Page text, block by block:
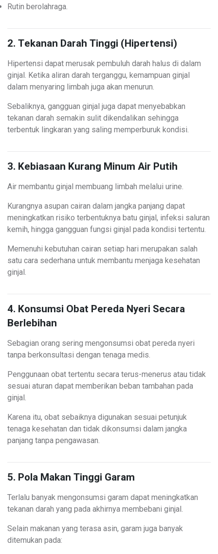
Rutin berolahraga.
2. Tekanan Darah Tinggi (Hipertensi)
Hipertensi dapat merusak pembuluh darah halus di dalam
ginjal. Ketika aliran darah terganggu, kemampuan ginjal
dalam menyaring limbah juga akan menurun.
Sebaliknya, gangguan ginjal juga dapat menyebabkan
tekanan darah semakin sulit dikendalikan sehingga
terbentuk lingkaran yang saling memperburuk kondisi.
3. Kebiasaan Kurang Minum Air Putih
Air membantu ginjal membuang limbah melalui urine.
Kurangnya asupan cairan dalam jangka panjang dapat
meningkatkan risiko terbentuknya batu ginjal, infeksi saluran
kemih, hingga gangguan fungsi ginjal pada kondisi tertentu.
Memenuhi kebutuhan cairan setiap hari merupakan salah
satu cara sederhana untuk membantu menjaga kesehatan
ginjal.
4. Konsumsi Obat Pereda Nyeri Secara
Berlebihan
Sebagian orang sering mengonsumsi obat pereda nyeri
tanpa berkonsultasi dengan tenaga medis.
Penggunaan obat tertentu secara terus-menerus atau tidak
sesuai aturan dapat memberikan beban tambahan pada
ginjal.
Karena itu, obat sebaiknya digunakan sesuai petunjuk
tenaga kesehatan dan tidak dikonsumsi dalam jangka
panjang tanpa pengawasan.
5. Pola Makan Tinggi Garam
Terlalu banyak mengonsumsi garam dapat meningkatkan
tekanan darah yang pada akhirnya membebani ginjal.
Selain makanan yang terasa asin, garam juga banyak
ditemukan pada: